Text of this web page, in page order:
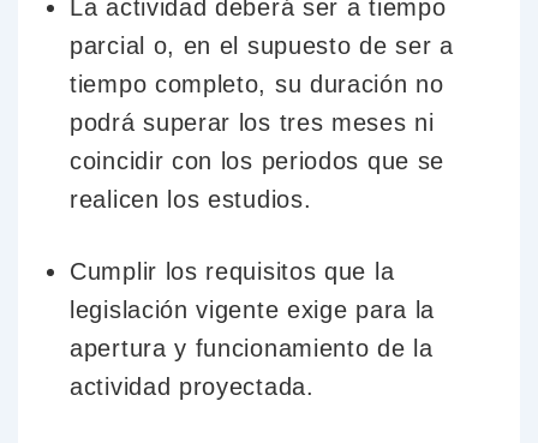
La actividad deberá ser a tiempo
parcial o, en el supuesto de ser a
tiempo completo, su duración no
podrá superar los tres meses ni
coincidir con los periodos que se
realicen los estudios.
Cumplir los requisitos que la
legislación vigente exige para la
apertura y funcionamiento de la
actividad proyectada.